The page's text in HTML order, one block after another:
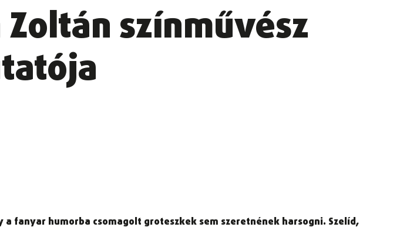
színművész
humorba csomagolt groteszkek sem szeretnének harsogni. Szelíd,